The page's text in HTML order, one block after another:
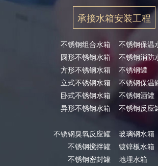
承接水箱安装工程
不锈钢组合水箱
圆形不锈钢水箱
方形不锈钢水箱
立式不锈钢水箱
卧式不锈钢水箱
异形不锈钢水箱
不锈钢臭氧反应罐
不锈钢搅拌罐
不锈钢密封罐
不锈钢保温
不锈钢消防
不锈钢罐
不锈钢保温
不锈钢酒罐
不锈钢反应
玻璃钢水箱
镀锌板水箱
地埋水箱